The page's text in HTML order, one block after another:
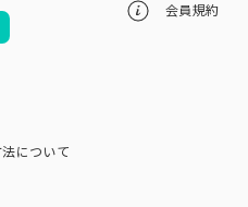
について
会員規約